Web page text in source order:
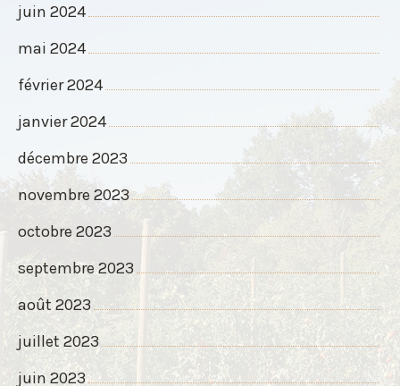
juin 2024
mai 2024
février 2024
janvier 2024
décembre 2023
novembre 2023
octobre 2023
septembre 2023
août 2023
juillet 2023
juin 2023